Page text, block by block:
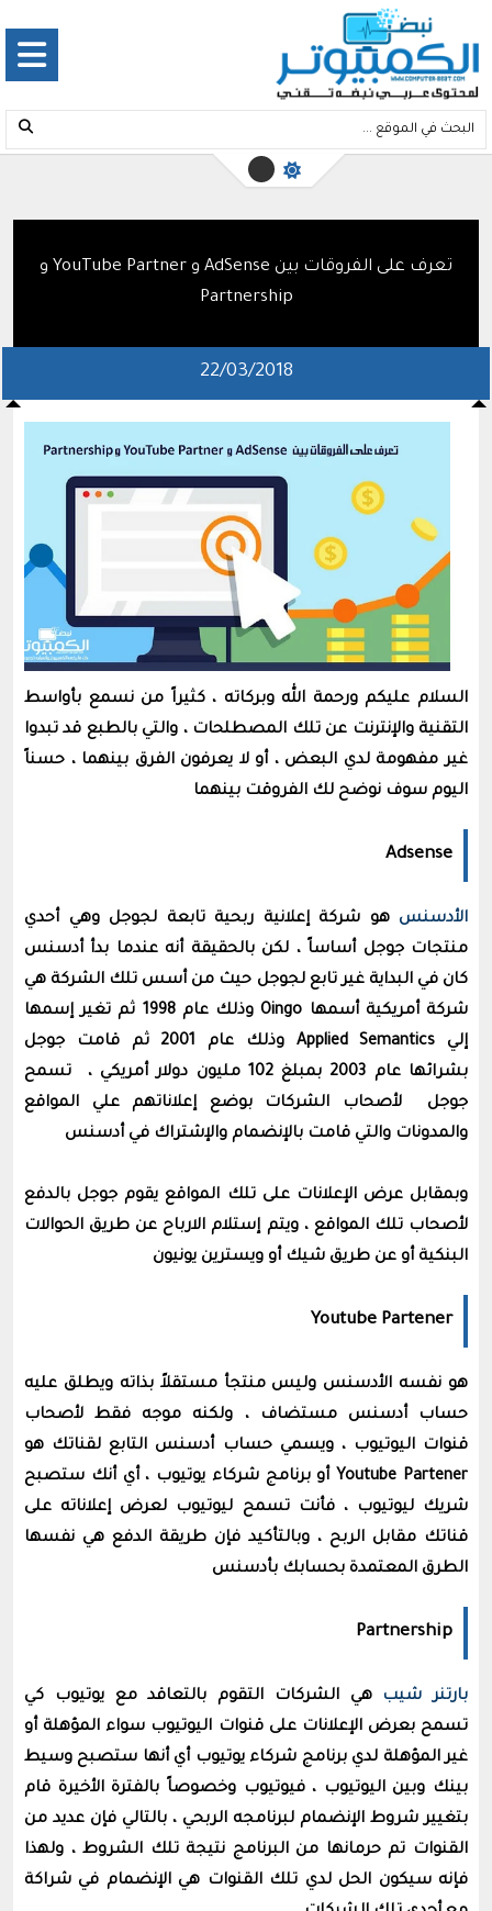
تعرف على الفروقات بين AdSense و YouTube Partner و
Partnership
22/03/2018
السلام عليكم ورحمة الله وبركاته ، كثيراً من نسمع بأواسط
التقنية والإنترنت عن تلك المصطلحات ، والتي بالطبع قد تبدوا
غير مفهومة لدي البعض ، أو لا يعرفون الفرق بينهما ، حسناً
اليوم سوف نوضح لك الفروقت بينهما
Adsense
الأدسنس هو شركة إعلانية ربحية تابعة لجوجل وهي أحدي
منتجات جوجل أساساً ، لكن بالحقيقة أنه عندما بدأ أدسنس
كان في البداية غير تابع لجوجل حيث من أسس تلك الشركة هي
شركة أمريكية أسمها Oingo وذلك عام 1998 ثم تغير إسمها
إلي Applied Semantics وذلك عام 2001 ثم قامت جوجل
بشرائها عام 2003 بمبلغ 102 مليون دولار أمريكي ، تسمح
جوجل لأصحاب الشركات بوضع إعلاناتهم علي المواقع
والمدونات والتي قامت بالإنضمام والإشتراك في أدسنس
وبمقابل عرض الإعلانات على تلك المواقع يقوم جوجل بالدفع
لأصحاب تلك المواقع ، ويتم إستلام الارباح عن طريق الحوالات
البنكية أو عن طريق شيك أو ويسترين يونيون
Youtube Partener
هو نفسه الأدسنس وليس منتجأ مستقلاً بذاته ويطلق عليه
حساب أدسنس مستضاف ، ولكنه موجه فقط لأصحاب
قنوات اليوتيوب ، ويسمي حساب أدسنس التابع لقناتك هو
Youtube Partener أو برنامج شركاء يوتيوب ، أي أنك ستصبح
شريك ليوتيوب ، فأنت تسمح ليوتيوب لعرض إعلاناته على
قناتك مقابل الربح ، وبالتأكيد فإن طريقة الدفع هي نفسها
الطرق المعتمدة بحسابك بأدسنس
Partnership
بارتنر شيب هي الشركات التقوم بالتعاقد مع يوتيوب كي
تسمح بعرض الإعلانات على قنوات اليوتيوب سواء المؤهلة أو
غير المؤهلة لدي برنامج شركاء يوتيوب أي أنها ستصبح وسيط
بينك وبين اليوتيوب ، فيوتيوب وخصوصاً بالفترة الأخيرة قام
بتغيير شروط الإنضمام لبرنامجه الربحي ، بالتالي فإن عديد من
القنوات تم حرمانها من البرنامج نتيجة تلك الشروط ، ولهذا
فإنه سيكون الحل لدي تلك القنوات هي الإنضمام في شراكة